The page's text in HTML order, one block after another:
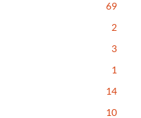
69
2
3
1
14
10